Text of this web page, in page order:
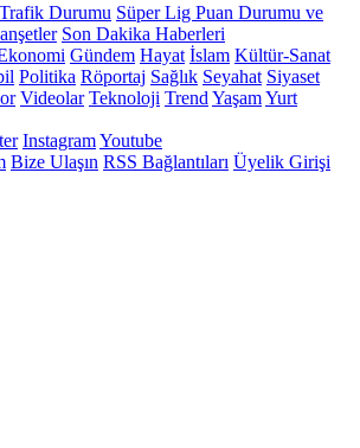
Trafik Durumu Süper Lig Puan Durumu ve
Son Dakika Haberleri
Gündem Hayat İslam Kültür-Sanat
Politika Röportaj Sağlık Seyahat Siyaset
Videolar Teknoloji Trend YaşamYurt
InstagramYoutube
Bize Ulaşın RSS Bağlantıları Üyelik Girişi